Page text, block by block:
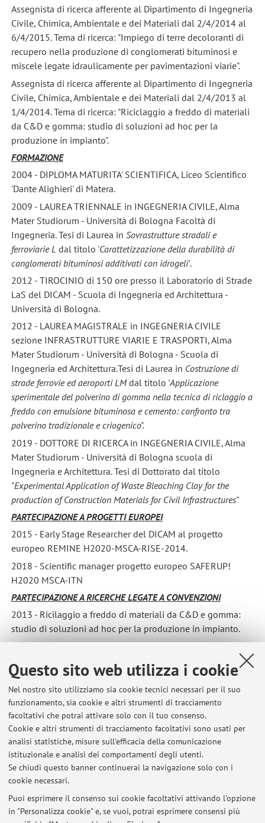
Questo sito web utilizza i cookie
Nel nostro sito utilizziamo sia cookie tecnici necessari per il suo
funzionamento, sia cookie e altri strumenti di tracciamento
facoltativi che potrai attivare solo con il tuo consenso.
Cookie e altri strumenti di tracciamento facoltativi sono usati per
analisi statistiche, misure sull'efficacia della comunicazione
istituzionale e analisi dei comportamenti degli utenti.
Se chiudi questo banner continuerai la navigazione solo con i
cookie necessari.
Puoi esprimere il consenso sui cookie facoltativi attivando l'opzione
in "Personalizza cookie" e, se vuoi, potrai esprimere consensi più
Assegnista di ricerca afferente al Dipartimento di Ingegneria
Civile, Chimica, Ambientale e dei Materiali dal 2/4/2014 al
6/4/2015. Tema di ricerca: "Impiego di terre decoloranti di
recupero nella produzione di conglomerati bituminosi e
miscele legate idraulicamente per pavimentazioni viarie".
Assegnista di ricerca afferente al Dipartimento di Ingegneria
Civile, Chimica, Ambientale e dei Materiali dal 2/4/2013 al
1/4/2014. Tema di ricerca: "Riciclaggio a freddo di materiali
da C&D e gomma: studio di soluzioni ad hoc per la
produzione in impianto".
FORMAZIONE
2004 - DIPLOMA MATURITA' SCIENTIFICA, Liceo Scientifico
'Dante Alighieri' di Matera.
2009 - LAUREA TRIENNALE in INGEGNERIA CIVILE, Alma
Mater Studiorum - Università di Bologna Facoltà di
Ingegneria. Tesi di Laurea in Sovrastrutture stradali e
ferroviarie L dal titolo 'Carattetizzazione della durabilità di
conglomerati bituminosi additivati con idrogeli'.
2012 - TIROCINIO di 150 ore presso il Laboratorio di Strade
LaS del DICAM - Scuola di Ingegneria ed Architettura -
Università di Bologna.
2012 - LAUREA MAGISTRALE in INGEGNERIA CIVILE
sezione INFRASTRUTTURE VIARIE E TRASPORTI, Alma
Mater Studiorum - Università di Bologna - Scuola di
Ingegneria ed Architettura.Tesi di Laurea in Costruzione di
strade ferrovie ed aeroporti LMdal titolo 'Applicazione
sperimentale del polverino di gomma nella tecnica di riclaggio a
freddo con emulsione bituminosa e cemento: confronto tra
polverino tradizionale e criogenico".
2019 - DOTTORE DI RICERCA in INGEGNERIA CIVILE, Alma
Mater Studiorum - Università di Bologna scuola di
Ingegneria e Architettura. Tesi di Dottorato dal titolo
"Experimental Application of Waste Bleaching Clay for the
production of Construction Materials for Civil Infrastructures"
PARTECIPAZIONE A PROGETTI EUROPEI
2015 - Early Stage Researcher del DICAM al progetto
europeo REMINE H2020-MSCA-RISE-2014.
2018 - Scientific manager progetto europeo SAFERUP!
H2020 MSCA-ITN
PARTECIPAZIONE A RICERCHE LEGATE A CONVENZIONI
2013 - Ricilaggio a freddo di materiali da C&D e gomma:
studio di soluzioni ad hoc per la produzione in impianto.
2014 - Impiego di terre decoloranti di recupero nella
idraulicamente per pavimentazioni viarie
2015 - Caratterizzazione avanzata di leganti bituminosi con
prestazioni migliorate contenenti gomme da PFU
2016 - Studio di conglomerati bituminosi ad elevate
prestazioni ed eco-compatibili